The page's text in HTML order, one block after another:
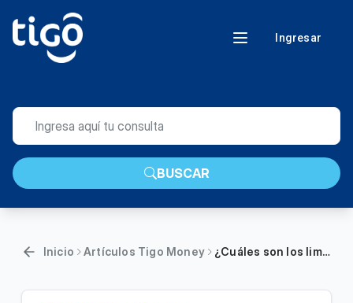
Ingresar
BUSCAR
Inicio Artículos Tigo Money ¿Cuáles son los limites de transacciones en la billetera?